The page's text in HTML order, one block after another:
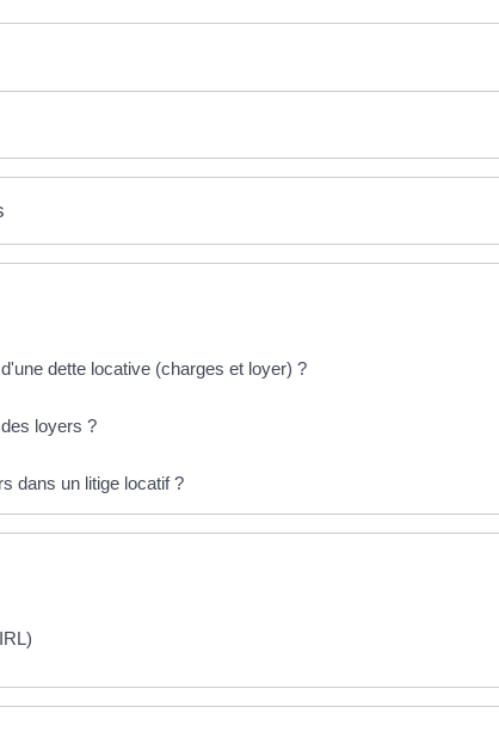
dette locative (charges et loyer) ?
loyers ?
dans un litige locatif ?